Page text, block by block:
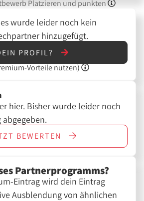
Platzieren und punkten
wurde leider noch kein
hinzugefügt.
PROFIL?
Vorteile nutzen)
hier. Bisher wurde leider noch
BEWERTEN
Partnerprogramms?
Eintrag wird dein Eintrag
Ausblendung von ähnlichen